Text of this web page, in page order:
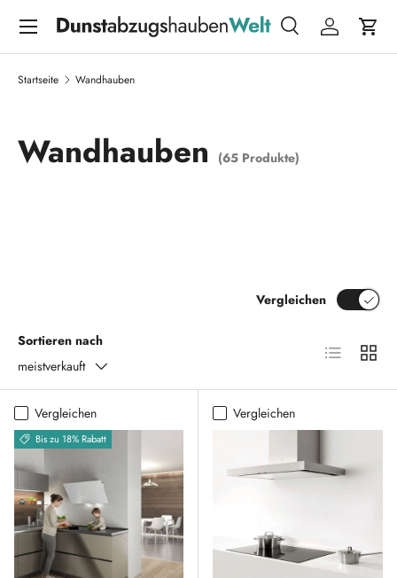
DIREKT ZUM INHALT
Suchen
SucheEinloggen
Menü
Startseite Wandhauben
Wandhauben (65 Produkte)
Sortieren nach
meistverkauft
Vergleichen
Produktliste
Vergleichen
Bis zu 18% Rabatt
Vergleichen